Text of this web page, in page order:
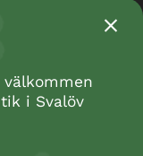
i Svalöv